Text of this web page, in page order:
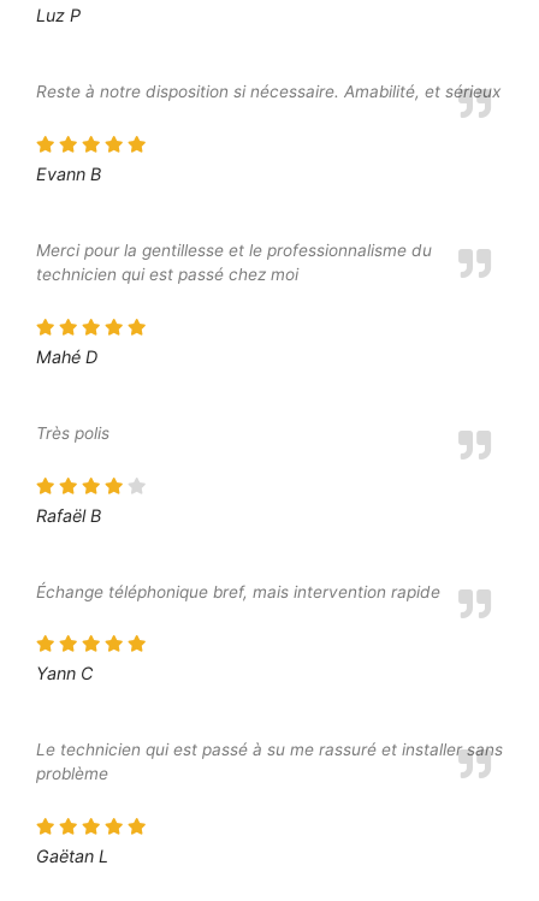
Luz P
Reste à notre disposition si nécessaire. Amabilité, et sérieux
Evann B
Merci pour la gentillesse et le professionnalisme du
technicien qui est passé chez moi
Mahé D
Très polis
Rafaël B
Échange téléphonique bref, mais intervention rapide
Yann C
Le technicien qui est passé à su me rassuré et installer sans
problème
Gaëtan L